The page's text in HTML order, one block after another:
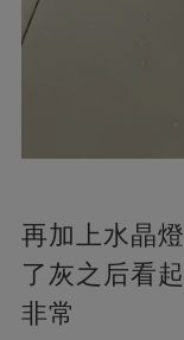
再加上水晶
了灰之后看
非常